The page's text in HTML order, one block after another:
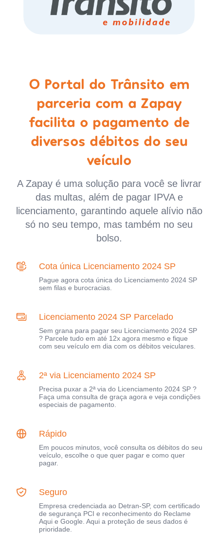
O Portal do Trânsito em
parceria com a Zapay
facilita o pagamento de
diversos débitos do seu
veículo
A Zapay é uma solução para você se livrar
das multas, além de pagar IPVA e
licenciamento, garantindo aquele alívio não
só no seu tempo, mas também no seu
bolso.
Cota única Licenciamento 2024 SP
Pague agora cota única do Licenciamento 2024 SP
sem filas e burocracias.
Licenciamento 2024 SP Parcelado
Sem grana para pagar seu Licenciamento 2024 SP
? Parcele tudo em até 12x agora mesmo e fique
com seu veículo em dia com os débitos veiculares.
2ª via Licenciamento 2024 SP
Precisa puxar a 2ª via do Licenciamento 2024 SP ?
Faça uma consulta de graça agora e veja condições
especiais de pagamento.
Rápido
Em poucos minutos, você consulta os débitos do seu
veículo, escolhe o que quer pagar e como quer
pagar.
Seguro
Empresa credenciada ao Detran-SP, com certificado
de segurança PCI e reconhecimento do Reclame
Aqui e Google. Aqui a proteção de seus dados é
prioridade.